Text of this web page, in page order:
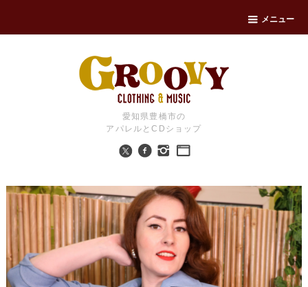
メニュー
愛知県豊橋市の
アパレルとCDショップ